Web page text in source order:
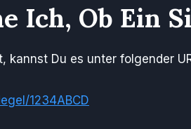
Ich, Ob Ein
kannst Du es unter folgender
1234ABCD